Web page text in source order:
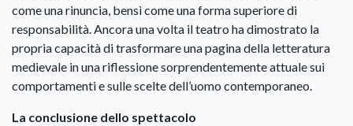
come una rinuncia, bensì come una forma superiore di
responsabilità. Ancora una volta il teatro ha dimostrato la
propria capacità di trasformare una pagina della letteratura
medievale in una riflessione sorprendentemente attuale sui
comportamenti e sulle scelte dell’uomo contemporaneo.
La conclusione dello spettacolo